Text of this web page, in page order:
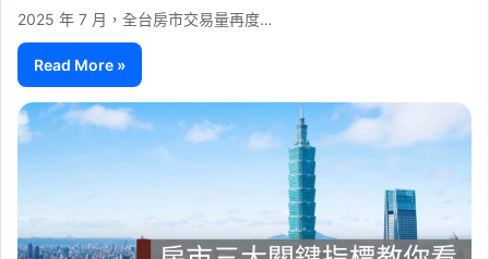
2025 年 7 月，全台房市交易量再度…
Read More »